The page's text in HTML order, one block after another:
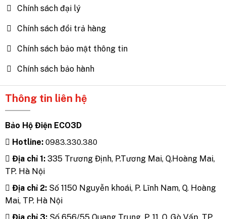
Chính sách đại lý
Chính sách đổi trả hàng
Chính sách bảo mật thông tin
Chính sách bảo hành
Thông tin liên hệ
Bảo Hộ Điện ECO3D
Hotline: 0983.330.380
Địa chỉ 1: 335 Trương Định, P.Tương Mai, Q.Hoàng Mai,
TP. Hà Nội
Địa chỉ 2: Số 1150 Nguyễn khoái, P. Lĩnh Nam, Q. Hoàng
Mai, TP. Hà Nội
Địa chỉ 3: Số 656/55 Quang Trung, P. 11, Q. Gò Vấp, TP.